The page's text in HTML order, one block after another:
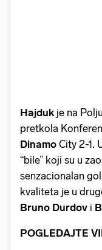
Hajduk je na
pretkola
Dinamo City 2-1.
“bile” koji su u
senzacionalan
kvaliteta je u
Bruno Durdov i
POGLEDAJTE